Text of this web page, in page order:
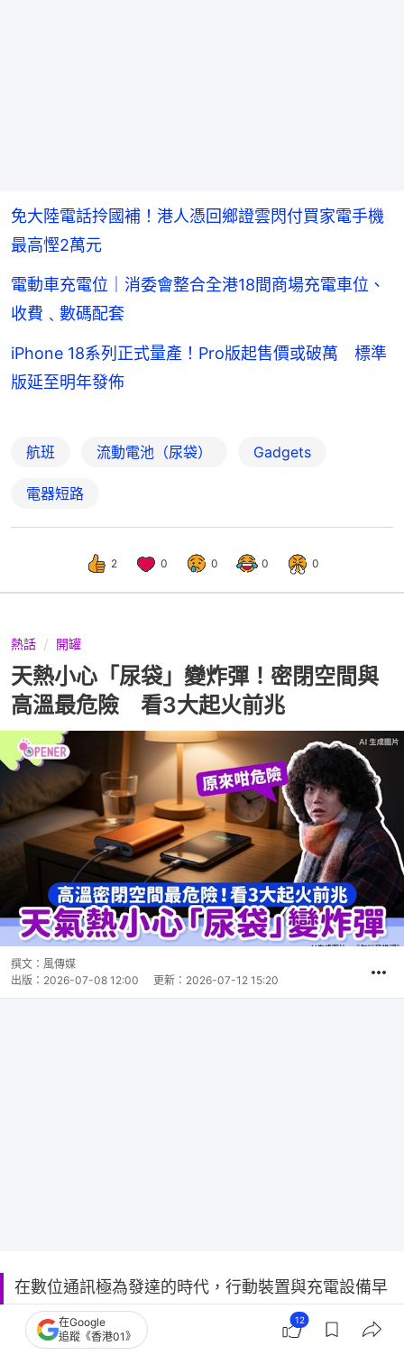
免大陸電話拎國補！港人憑回鄉證雲閃付買家電手機
最高慳2萬元
電動車充電位｜消委會整合全港18間商場充電車位、
收費﹑數碼配套
iPhone 18系列正式量產！Pro版起售價或破萬 標準
版延至明年發佈
航班 流動電池（尿袋） Gadgets
電器短路
2 0 0 0 0
熱話 開罐
天熱小心「尿袋」變炸彈！密閉空間與
高溫最危險 看3大起火前兆
撰文： 風傳媒
出版： 2026-07-08 12:00 更新： 2026-07-12 15:20
在數位通訊極為發達的時代，行動裝置與充電設備早
已深入大眾日常，然而隱藏在便利背後的安全隱憂卻
不容忽視，近期日本發生多起與手機電池及行動電源
在Google
追蹤《香港01》
12